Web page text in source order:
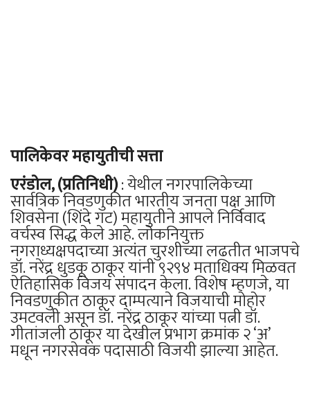
पालिकेवर महायुतीची सत्ता
एरंडोल, (प्रतिनिधी): येथील नगरपालिकेच्या
सार्वत्रिक निवडणुकीत भारतीय जनता पक्ष आणि
शिवसेना (शिंदे गट) महायुतीने आपले निर्विवाद
वर्चस्व सिद्ध केले आहे. लोकनियुक्त
नगराध्यक्षपदाच्या अत्यंत चुरशीच्या लढतीत भाजपचे
डॉ. नरेंद्र धुडकू ठाकूर यांनी ९२९४ मताधिक्य मिळवत
ऐतिहासिक विजय संपादन केला. विशेष म्हणजे, या
निवडणुकीत ठाकूर दाम्पत्याने विजयाची मोहोर
उमटवली असून डॉ. नरेंद्र ठाकूर यांच्या पत्नी डॉ.
गीतांजली ठाकूर या देखील प्रभाग क्रमांक २ ‘अ’
मधून नगरसेवक पदासाठी विजयी झाल्या आहेत.